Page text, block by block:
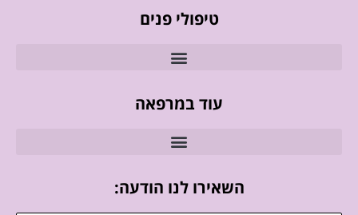
טיפולי פנים
עוד במרפאה
השאירו לנו הודעה: